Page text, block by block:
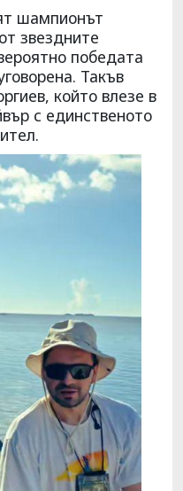
шампионът
звездните
победата
Такъв
който влезе в
с единственото